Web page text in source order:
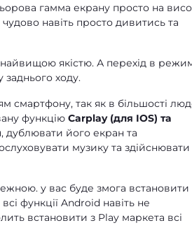
гамма екрану просто на
навіть просто дивитись та
якістю. А перехід в
ходу.
смартфону, так як в більшості
функцію Carplay (для IOS) та
дублювати його екран та
музику та здійснювати
у вас буде змога встановити
функції Android навіть не
встановити з Play маркета всі